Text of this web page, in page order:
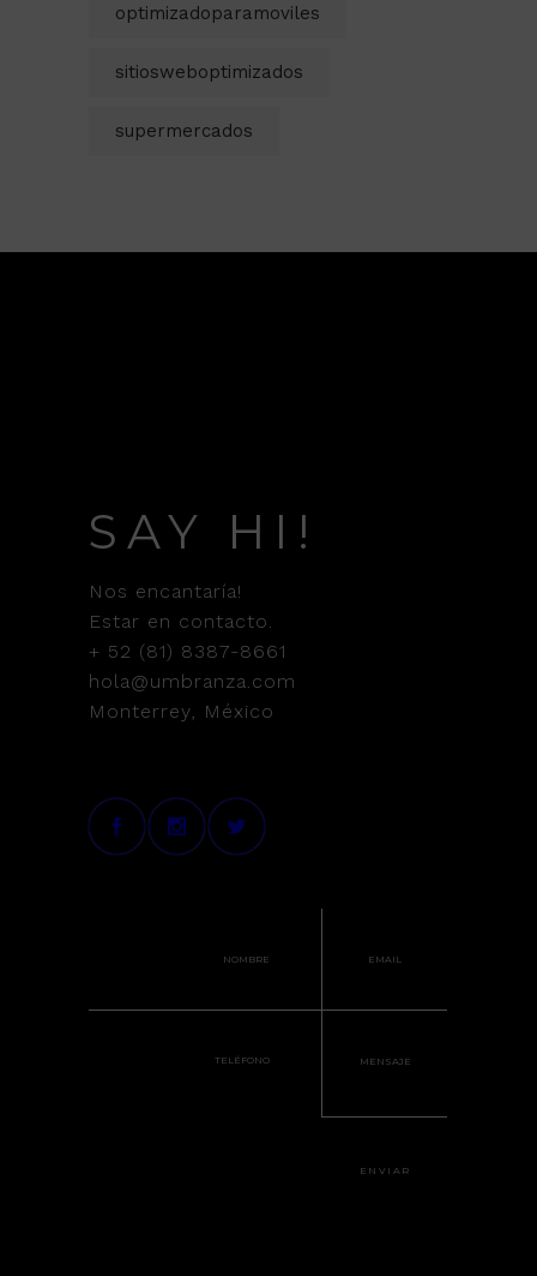
optimizadoparamoviles
sitiosweboptimizados
supermercados
SAY HI!
Nos encantaría!
Estar en contacto.
+ 52 (81) 8387-8661
hola@umbranza.com
Monterrey, México